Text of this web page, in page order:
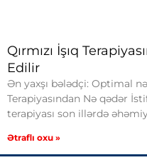
Qırmızı İşıq
Edilir
Ən yaxşı bələdçi: Optimal
Terapiyasından Nə qədər
terapiyası son illərdə
Ətraflı oxu »